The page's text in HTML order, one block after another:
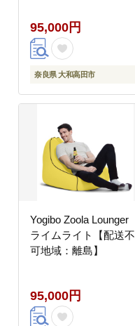
95,000円
奈良県 大和高田市
Yogibo Zoola Lounger
ライムライト【配送不
可地域：離島】
95,000円